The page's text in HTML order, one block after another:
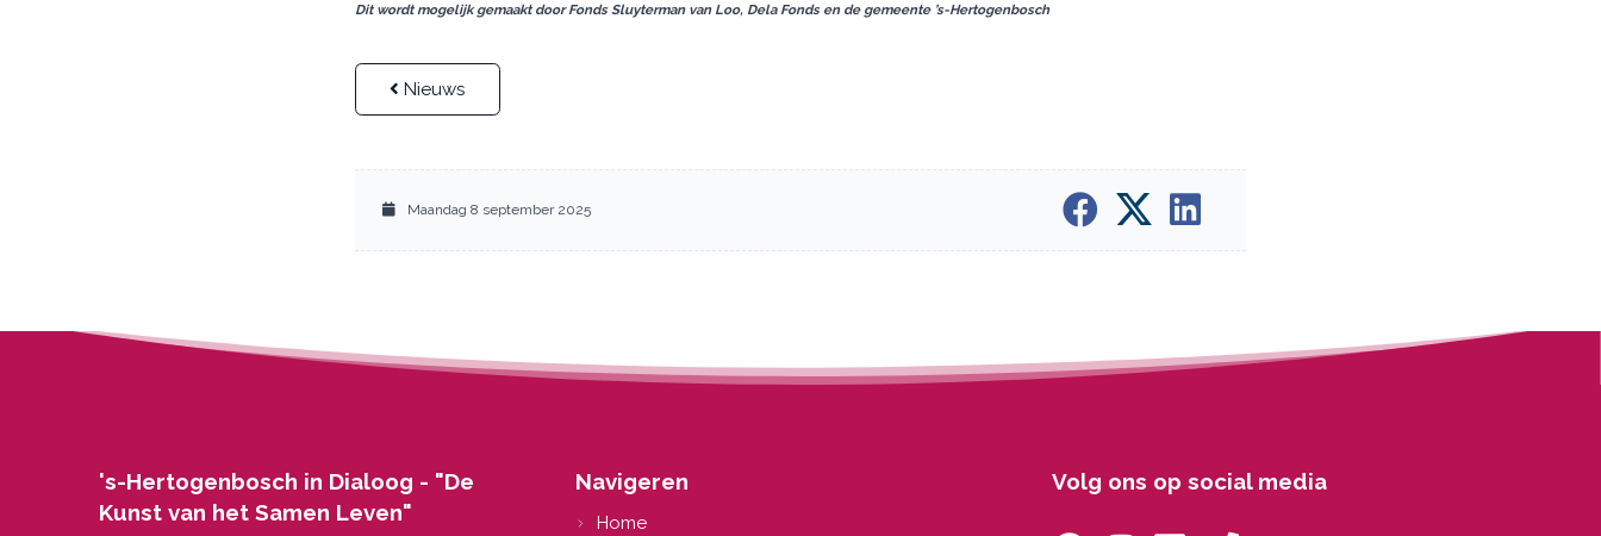
Dit wordt mogelijk gemaakt door Fonds Sluyterman van Loo, Dela Fonds en de gemeente ’s-Hertogenbosch
Nieuws
Maandag 8 september 2025
's-Hertogenbosch in Dialoog - "De
Kunst van het Samen Leven"
Navigeren
Home
Volg ons op social media